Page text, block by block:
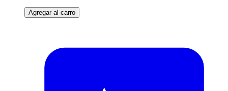
Agregar al carro